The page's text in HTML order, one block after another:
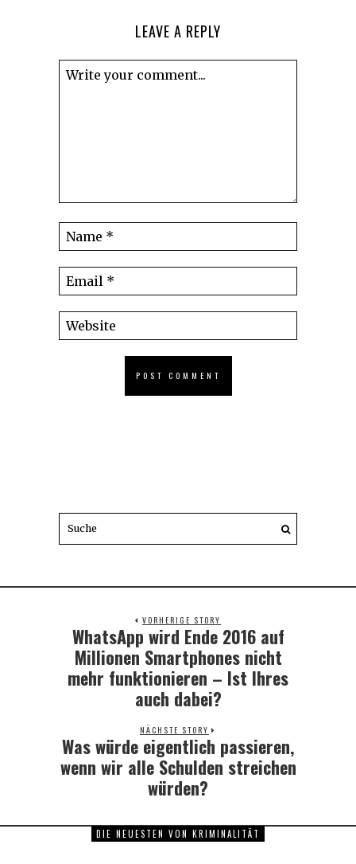
LEAVE A REPLY
VORHERIGE STORY
Previous
post:
WhatsApp wird Ende 2016 auf
Millionen Smartphones nicht
mehr funktionieren – Ist Ihres
auch dabei?
NÄCHSTE STORY
Next
post:
Was würde eigentlich passieren,
wenn wir alle Schulden streichen
würden?
DIE NEUESTEN VON KRIMINALITÄT